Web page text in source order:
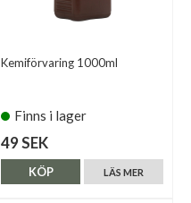
Kemiförvaring 1000ml
Finns i lager
49 SEK
LÄS MER
KÖP